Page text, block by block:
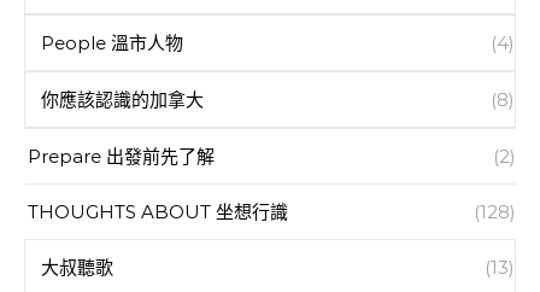
People 溫市人物 (4)
你應該認識的加拿大 (8)
Prepare 出發前先了解 (2)
THOUGHTS ABOUT 坐想行識 (128)
大叔聽歌 (13)